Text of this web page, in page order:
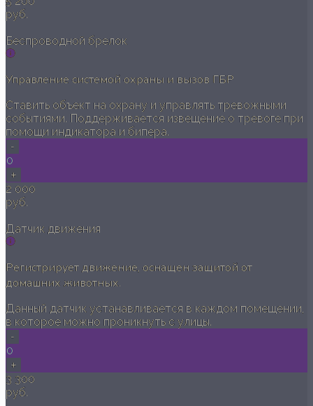
руб.
Беспроводной брелок
Управление системой охраны и вызов ГБР
Ставить объект на охрану и управлять тревожными
событиями. Поддерживается извещение о тревоге при
помощи индикатора и бипера.
-
0
+
2 000
руб.
Датчик движения
Регистрирует движение, оснащен защитой от
домашних животных.
Данный датчик устанавливается в каждом помещении,
в которое можно проникнуть с улицы.
-
0
+
3 300
руб.